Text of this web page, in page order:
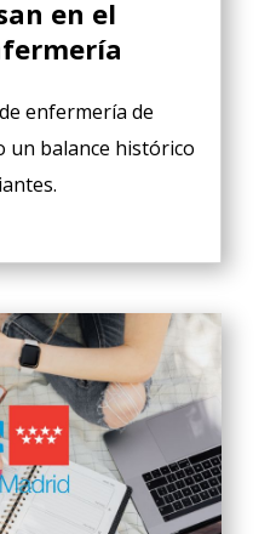
en el
enfermería de
un balance histórico